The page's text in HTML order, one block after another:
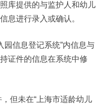
提供的与监护人和幼儿
息进行录入或确认。
信息登记系统”内信息与
证件的信息在系统中修
未在“上海市适龄幼儿